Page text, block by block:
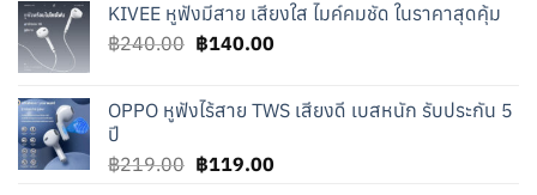
KIVEE หูฟังมีสาย เสียงใส ไมค์คมชัด ในราคาสุดคุ้ม
฿240.00 Original
฿240.00.
฿140.00Current
฿140.00.
OPPO หูฟังไร้สาย TWS เสียงดี เบสหนัก รับประกัน 5
ปี
฿219.00 Original
฿119.00Current